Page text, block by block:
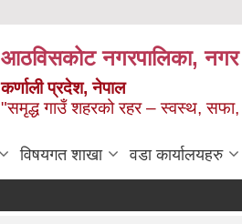
आठविसकोट नगरपालिका, नगर
कर्णाली प्रदेश, नेपाल
"समृद्ध गाउँ शहरको रहर – स्वस्थ,
विषयगत शाखा वडा कार्यालयहरु